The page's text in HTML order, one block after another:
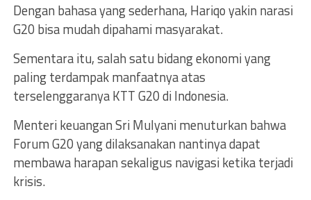
Dengan bahasa yang sederhana, Hariqo yakin narasi
G20 bisa mudah dipahami masyarakat.
Sementara itu, salah satu bidang ekonomi yang
paling terdampak manfaatnya atas
terselenggaranya KTT G20 di Indonesia.
Menteri keuangan Sri Mulyani menuturkan bahwa
Forum G20 yang dilaksanakan nantinya dapat
membawa harapan sekaligus navigasi ketika terjadi
krisis.